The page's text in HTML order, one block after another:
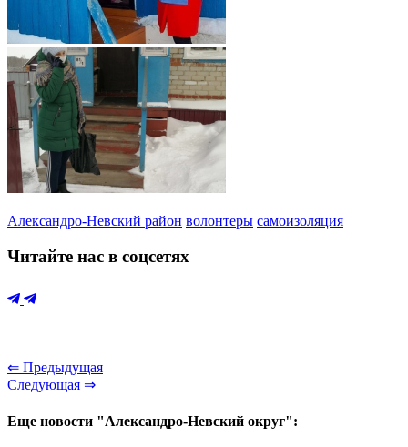
Александро-Невский район волонтеры самоизоляция
Читайте нас в соцсетях
⇐ Предыдущая
Следующая ⇒
Еще новости "Александро-Невский округ":